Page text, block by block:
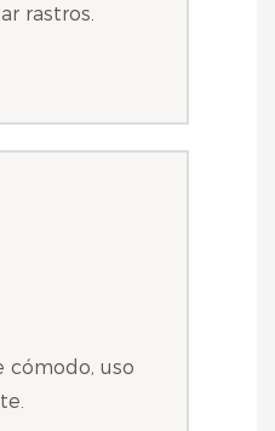
rastros.
cómodo, uso